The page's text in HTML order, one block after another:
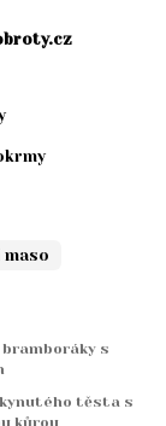
bramboráky s
těsta s
kůrou